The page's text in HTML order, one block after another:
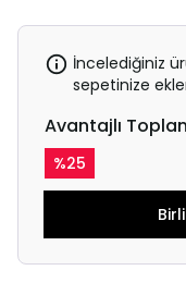
İncelediğiniz
sepetinize
Avantajlı
%25